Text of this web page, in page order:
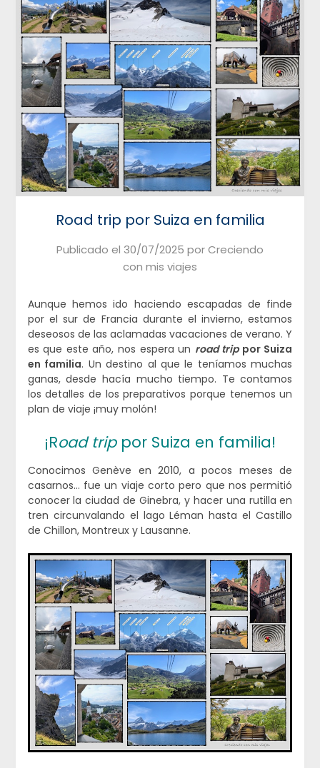
Road trip por Suiza en familia
Publicado el 30/07/2025 porCreciendo
con mis viajes
Aunque hemos ido haciendo escapadas de finde
por el sur de Francia durante el invierno, estamos
deseosos de las aclamadas vacaciones de verano. Y
es que este año, nos espera un road trippor Suiza
en familia. Un destino al que le teníamos muchas
ganas, desde hacía mucho tiempo. Te contamos
los detalles de los preparativos porque tenemos un
plan de viaje ¡muy molón!
¡Road trippor Suiza en familia!
Conocimos Genève en 2010, a pocos meses de
casarnos… fue un viaje corto pero que nos permitió
conocer la ciudad de Ginebra, y hacer una rutilla en
tren circunvalando el lago Léman hasta el Castillo
de Chillon, Montreux y Lausanne.